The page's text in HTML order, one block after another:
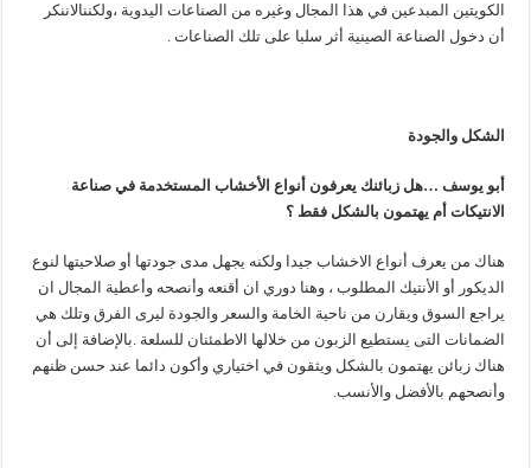
الكويتين المبدعين في هذا المجال وغيره من الصناعات اليدوية ،ولكننالاننكر
أن دخول الصناعة الصينية أثر سلبا على تلك الصناعات .
الشكل والجودة
أبو يوسف …هل زبائنك يعرفون أنواع الأخشاب المستخدمة في صناعة
الانتيكات أم يهتمون بالشكل فقط ؟
هناك من يعرف أنواع الاخشاب جيدا ولكنه يجهل مدى جودتها أو صلاحيتها لنوع
الديكور أو الأنتيك المطلوب ، وهنا دوري ان أقنعه وأنصحه وأعطية المجال ان
يراجع السوق ويقارن من ناحية الخامة والسعر والجودة ليرى الفرق وتلك هي
الضمانات التى يستطيع الزبون من خلالها الاطمئنان للسلعة .بالإضافة إلى أن
هناك زبائن يهتمون بالشكل ويثقون في اختياري وأكون دائما عند حسن ظنهم
وأنصحهم بالأفضل والأنسب.